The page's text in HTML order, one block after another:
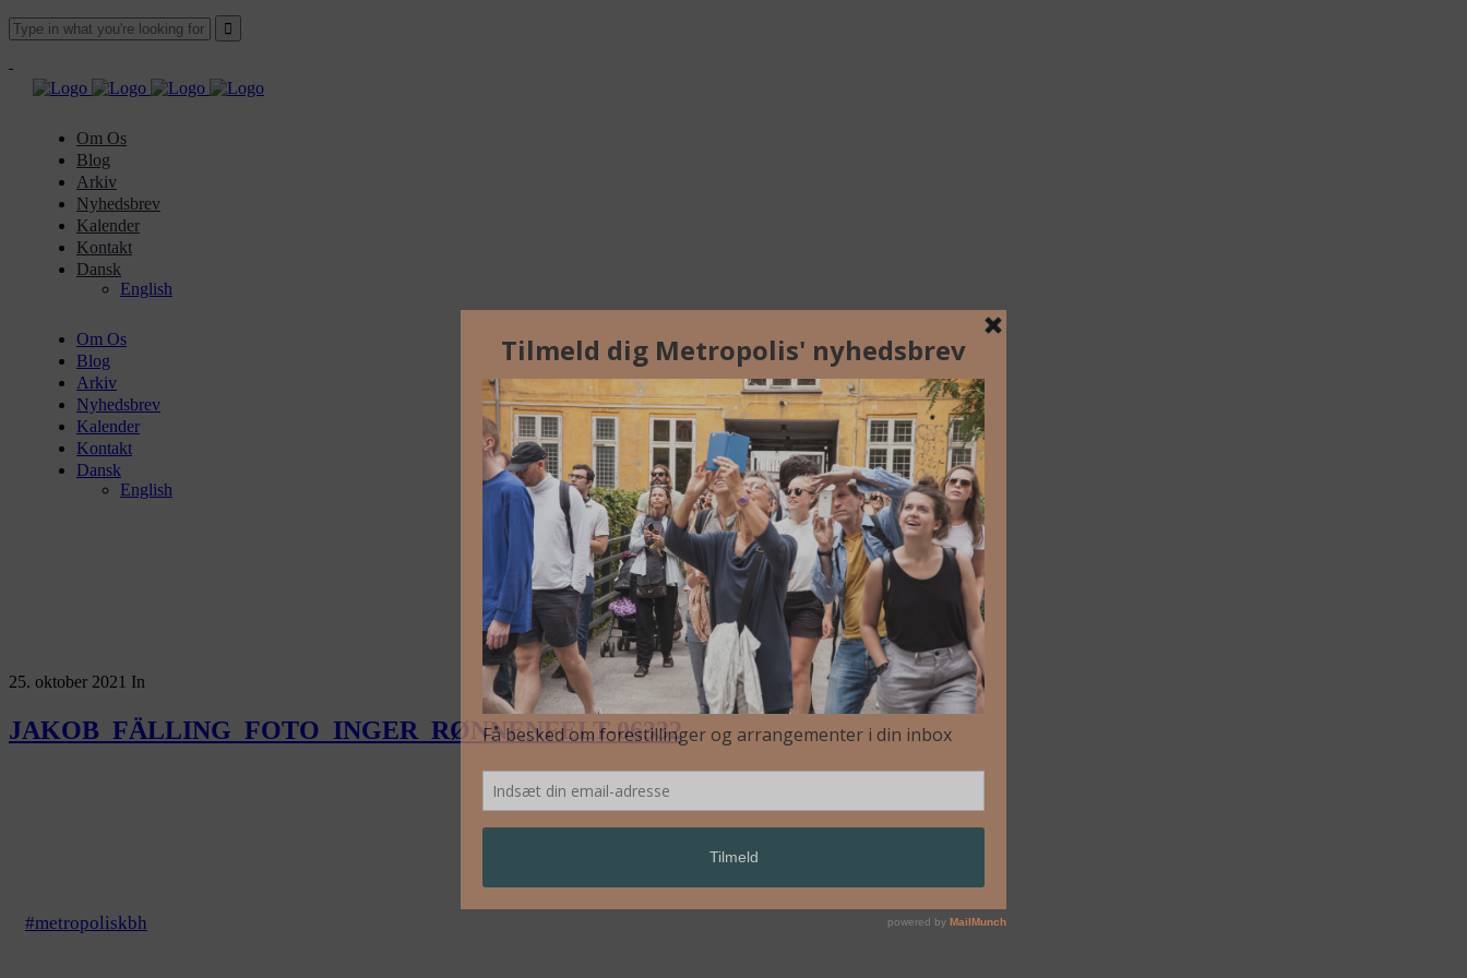
Om Os
Blog
Arkiv
Nyhedsbrev
Kalender
Kontakt
Dansk
English
Om Os
Blog
Arkiv
Nyhedsbrev
Kalender
Kontakt
Dansk
English
25. oktober 2021 In
JAKOB_FÄLLING_FOTO_INGER_RØNNENFELT-06332
#metropoliskbh